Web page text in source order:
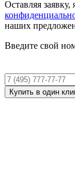
Оставляя
наших
Введите свой